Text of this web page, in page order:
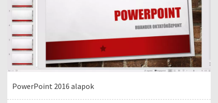
PowerPoint 2016 alapok